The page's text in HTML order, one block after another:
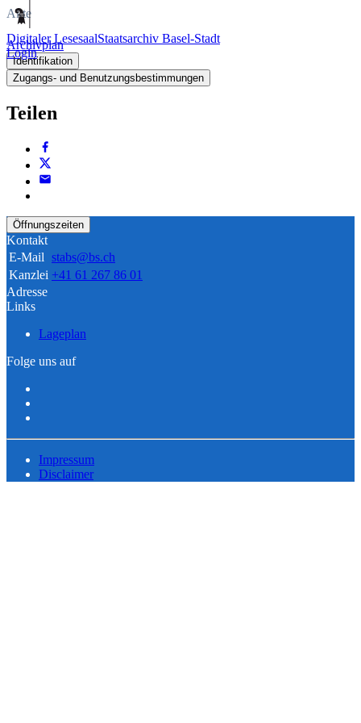
Digitaler LesesaalStaatsarchiv Basel-Stadt
Login
Akte
Archivplan
Identifikation
Zugangs- und Benutzungsbestimmungen
Teilen
Öffnungszeiten
Kontakt
E-Mail stabs@bs.ch
Kanzlei +41 61 267 86 01
Adresse
Links
Lageplan
Folge uns auf
Impressum
Disclaimer